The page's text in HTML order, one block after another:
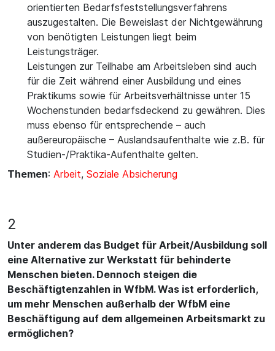
orientierten Bedarfsfeststellungsverfahrens
auszugestalten. Die Beweislast der Nichtgewährung
von benötigten Leistungen liegt beim
Leistungsträger.
Leistungen zur Teilhabe am Arbeitsleben sind auch
für die Zeit während einer Ausbildung und eines
Praktikums sowie für Arbeitsverhältnisse unter 15
Wochenstunden bedarfsdeckend zu gewähren. Dies
muss ebenso für entsprechende – auch
außereuropäische – Auslandsaufenthalte wie z.B. für
Studien-/Praktika-Aufenthalte gelten.
Themen: Arbeit, Soziale Absicherung
2
Unter anderem das Budget für Arbeit/Ausbildung soll
eine Alternative zur Werkstatt für behinderte
Menschen bieten. Dennoch steigen die
Beschäftigtenzahlen in WfbM. Was ist erforderlich,
um mehr Menschen außerhalb der WfbM eine
Beschäftigung auf dem allgemeinen Arbeitsmarkt zu
ermöglichen?